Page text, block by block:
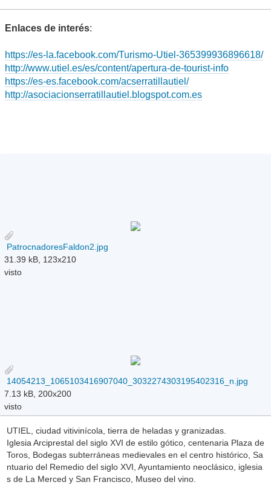
Enlaces de interés:
https://es-la.facebook.com/Turismo-Utiel-365399936896618/
http://www.utiel.es/es/content/apertura-de-tourist-info
https://es-es.facebook.com/acserratillautiel/
http://asociacionserratillautiel.blogspot.com.es
PatrocnadoresFaldon2.jpg
31.39 kB, 123x210
visto
14054213_1065103416907040_3032274303195402316_n.jpg
7.13 kB, 200x200
visto
UTIEL, ciudad vitivinícola, tierra de heladas y granizadas.
Iglesia Arciprestal del siglo XVI de estilo gótico, centenaria Plaza de
Toros, Bodegas subterráneas medievales en el centro histórico, Sa
ntuario del Remedio del siglo XVI, Ayuntamiento neoclásico, iglesia
s de La Merced y San Francisco, Museo del vino.